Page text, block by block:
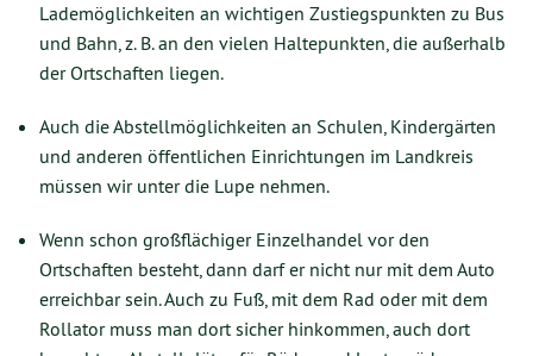
Lademöglichkeiten an wichtigen Zustiegspunkten zu Bus
und Bahn, z. B. an den vielen Haltepunkten, die außerhalb
der Ortschaften liegen.
Auch die Abstellmöglichkeiten an Schulen, Kindergärten
und anderen öffentlichen Einrichtungen im Landkreis
müssen wir unter die Lupe nehmen.
Wenn schon großflächiger Einzelhandel vor den
Ortschaften besteht, dann darf er nicht nur mit dem Auto
erreichbar sein. Auch zu Fuß, mit dem Rad oder mit dem
Rollator muss man dort sicher hinkommen, auch dort